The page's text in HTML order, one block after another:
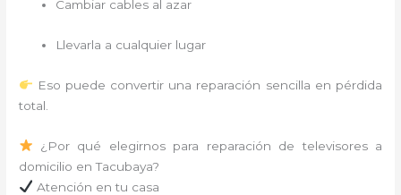
Cambiar cables al azar
Llevarla a cualquier lugar
Eso puede convertir una reparación sencilla en pérdida
total.
¿Por qué elegirnos para reparación de televisores a
domicilio en Tacubaya?
Atención en tu casa